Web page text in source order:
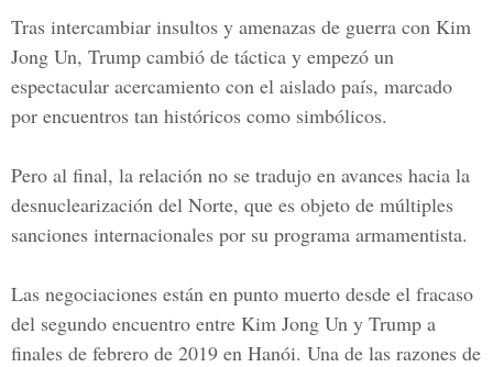
Tras intercambiar insultos y amenazas de guerra con Kim
Jong Un, Trump cambió de táctica y empezó un
espectacular acercamiento con el aislado país, marcado
por encuentros tan históricos como simbólicos.
Pero al final, la relación no se tradujo en avances hacia la
desnuclearización del Norte, que es objeto de múltiples
sanciones internacionales por su programa armamentista.
Las negociaciones están en punto muerto desde el fracaso
del segundo encuentro entre Kim Jong Un y Trump a
finales de febrero de 2019 en Hanói. Una de las razones de